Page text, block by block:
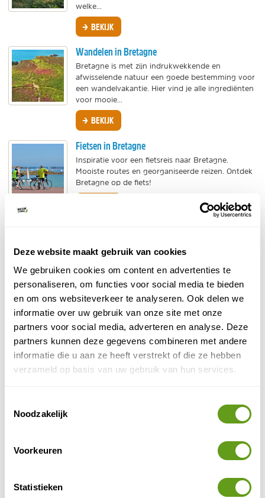
Deze website maakt gebruik van cookies
We gebruiken cookies om content en advertenties te
personaliseren, om functies voor social media te bieden
en om ons websiteverkeer te analyseren. Ook delen we
informatie over uw gebruik van onze site met onze
partners voor social media, adverteren en analyse. Deze
partners kunnen deze gegevens combineren met andere
informatie die u aan ze heeft verstrekt of die ze hebben
verzameld op basis van uw gebruik van hun services.
Noodzakelijk
Voorkeuren
Statistieken
welke...
BEKIJK
Wandelen in Bretagne
Bretagne is met zijn indrukwekkende en
afwisselende natuur een goede bestemming voor
een wandelvakantie. Hier vind je alle ingrediënten
voor mooie...
BEKIJK
Fietsen in Bretagne
Inspiratie voor een fietsreis naar Bretagne.
Mooiste routes en georganiseerde reizen. Ontdek
Bretagne op de fiets!
Travelbase - The Packraft Trail
Individuele reis
Packraften op de mooiste plekken in Europa.
O.a. Slovenië, Balkan, Franse Ardennen en
Bretagne.
Packraften, hiken en kamperen.
BEKIJK
Cap Adrénaline - Activiteiten Bretagne
Paardrijden, zeilen of parachutespringen.